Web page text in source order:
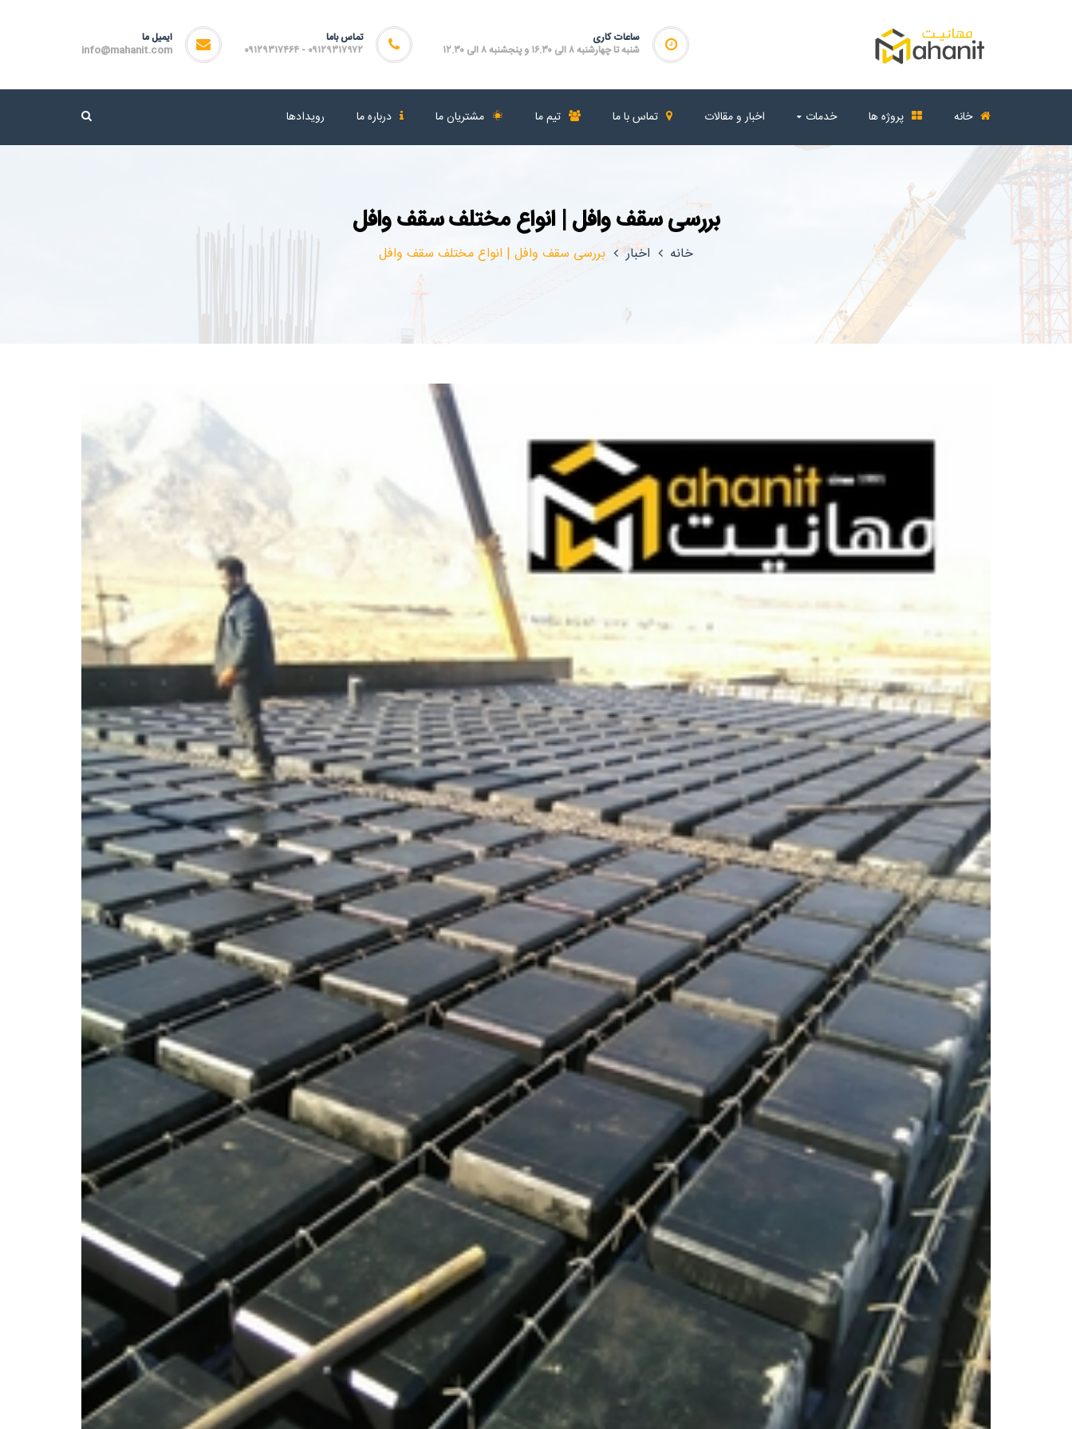
ایمیل ما
info@mahanit.com
تماس باما
۰۹۱۲۹۳۱۷۹۷۲ - ۰۹۱۲۹۳۱۷۴۶۴
ساعات کاری
شنبه تا چهارشنبه ۸ الی ۱۶.۳۰ و پنجشنبه ۸ الی ۱۲.۳۰
خانه پروژه ها خدمات اخبار و مقالات تماس با ما تیم ما مشتریان ما درباره ما رویدادها
بررسی سقف وافل | انواع مختلف سقف وافل
خانه اخبار بررسی سقف وافل | انواع مختلف سقف وافل